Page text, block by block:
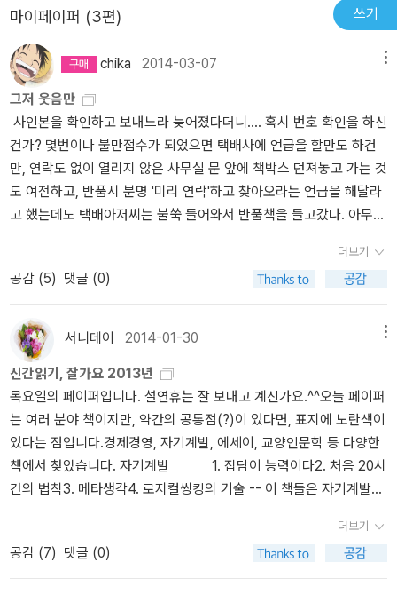
at'이라면 메타생각은 'how'를 가능하게 한다. 생각을 '잘' 할 수 있는
근본적인 힘은 지식에서 나오는 것이 아니다. 머릿속에 있는 지식이
나 생각을 새롭게 재구성하는 힘이 필요하다. 메타생각은 생각의 재
구성을 도와준다. 결국 이것이 공부를 장악하고 창의적 발상을 가능
하게 한다. 12 메타 생각은 수학에만 국한 되는 것이 아니다. 일상 생
활, 회사 생활에서 우리가 어려움 이나 문제를 접하면 일단 나의 생각
을 내가 살펴보는 시간을 가지면 새로운 직관이 생길 것이다.연구개
발 하는 업무에서도 수많은 공학적 물리적 문제를 접하게 된다. 여기
에서 가장 요긴하게 쓰이는 것이 ‘know-how’ 이다. 이것이 곧 프레
임으로 동작한다. 문제를 보면 일단 알고 있는 방법으로 해결을 해보
연비 개선이니, 하이브리드 엔진 개발이니 하는 현재 문제 개선에 집
착 할 때 ‘테슬라’가 전기 자동차를 상용화 해서 게임의 규칙 자체를
바꿔 버렸다. 자동차를 사람이든 물건이든 이동시키는 것이 주요 기
능이다. 이 주요 기능을 할 수 있는 것이 내연 기관만이 아닌 것이다.
창의적이라는 것은 ‘허무맹랑’ 과는 다르고 ‘인지상정(사람이면 누구
나 가질 수 있는 보통의 마음이나 감정)’ 과 일맥상통 한다. 우리는 누
군가 기발한 생각을 하면 “아! 나는 왜 저런 생각을 못 했을까?” 한다.
이것은 나도 들으니 알 수 있었는데 다른 사람이 해 냈다는 것이다. 곧
다른 사람이 나와 다른 관점을 가졌다는 것이다. 작가는 이와 같이 관
점의 전환에 기본이 되는 생각의 기술을 소개하고 있다. 이러한 생각
의 기술을 나의 1차 생각 밖에서 적용해 보는 것이 ‘메타생각’이다. 평
랑하게 하는데 도움이 될것이다.| IDEA- CARTI- 이미지 사고 Image
유가 되면 놀라운 통쾌함과 유쾌함이 밀려온다.○예부터 생각이 잘
되는 세 장소를 삼상지학이라 하였는데 그 장소가 바로 침상, 마상, 측
상이다. _송나라 시인 구양수○진정한 발견이란 새로운 땅을 찾는 것
이 아니라 새로운 눈을 갖는 것이다. _마르셀 프루스트○수학은 계산
이지만 계산을 하지 않으려고 머리를 쓰는 것이 진짜 수학이다.○생
각은 생각의 프레임 속에서 움직인다. 생각의 프레임을 관찰하기 위
해서 메타 생각이 필요하다.
마이페이퍼 (3편) 쓰기
chika 2014-03-07
그저 웃음만
사인본을 확인하고 보내느라 늦어졌다더니.... 혹시 번호 확인을 하신
건가? 몇번이나 불만접수가 되었으면 택배사에 언급을 할만도 하건
만, 연락도 없이 열리지 않은 사무실 문 앞에 책박스 던져놓고 가는 것
도 여전하고, 반품시 분명 '미리 연락'하고 찾아오라는 언급을 해달라
고 했는데도 택배아저씨는 불쑥 들어와서 반품책을 들고갔다. 아무
있다길래.. 어쩔까 하다가 아무래도 책을 구입해야할 것 같아서, 아니,
선물해야 할 일이 있어서 선물용 책으로 구입. 물론 비블리아는 내가
읽을거야. 아침부터 책 사는데 정신을 놓고 있다. 지금 이럴 시간은 아
닌 것 같은데 말이지. 그래도 뭔가... 오늘은 정말 이런저런 말도 안되
는 이유로 일하기도 싫고. 집에 가서 드러누워 잠이나 잤으면 좋겠고
만. 에밀 졸라의 [인간 짐승]이 초역되었다고 하는데... 난 아직 목로
주점을 십수페이지밖에 못 읽었고 테레즈라캥은 표지만 열심히 들여
다봤을뿐이야. 여인들의 행복백화점은 읽긴 했는데.그래도 가장 관심
이 가는 건 '목로주점' 집중해서 읽기 시작하다가 끊긴 이후로 못꺼내
보고 있다. 어찌된것이 읽던 책이 한번 들어가면 도통 다시 나와서 마
무리할 생각을 못하고 있는지. 지금 무심코 살펴봤는데 노아 2권이
데 2권이 없어 망설이고 있었고마는. 오늘은 책 주문을 했는데 주말
동안 또 열심히 뭘 사야할지 고민해서 장바구니를 채우겠군. 죽도 사
무라이는... 아직까지는 고민 중. 할인쿠폰이 있는 것 같던데 ... 세계
더보기
공감 (5) 댓글 (0)
서니데이 2014-01-30
신간읽기, 잘가요 2013년
목요일의 페이퍼입니다. 설연휴는 잘 보내고 계신가요.^^오늘 페이퍼
는 여러 분야 책이지만, 약간의 공통점(?)이 있다면, 표지에 노란색이
있다는 점입니다.경제경영, 자기계발, 에세이, 교양인문학 등 다양한
책에서 찾았습니다. 자기계발 1. 잡담이 능력이다2. 처음 20시
간의 법칙3. 메타생각4. 로지컬씽킹의 기술 -- 이 책들은 자기계발에
보다 더 효율적으로 활용하는 것이나, 아니면 보다 창의적으로 생각
하는 법, 그리고 다른 사람과 분위기를 맞춰가면서 중요한 용건을 전
달하는 것, 이런 것은 사람마다 조금씩 차이는 있겠지만, 다들 있었으
더보기
공감 (7) 댓글 (0)